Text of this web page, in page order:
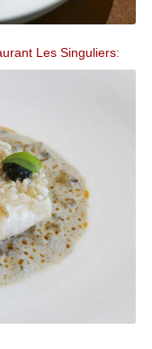
Les Singuliers: